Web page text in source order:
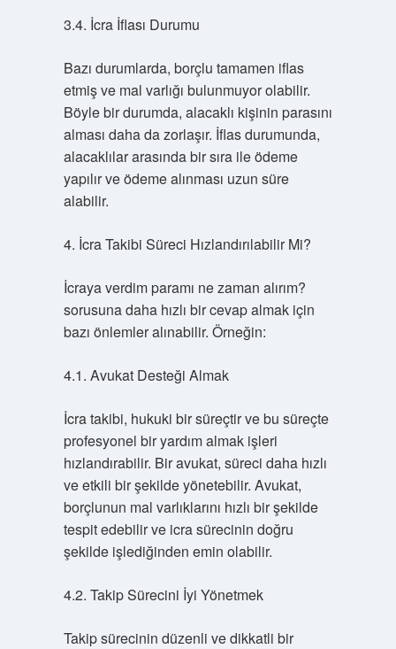
3.4. İcra İflası Durumu
Bazı durumlarda, borçlu tamamen iflas
etmiş ve mal varlığı bulunmuyor olabilir.
Böyle bir durumda, alacaklı kişinin parasını
alması daha da zorlaşır. İflas durumunda,
alacaklılar arasında bir sıra ile ödeme
yapılır ve ödeme alınması uzun süre
alabilir.
4. İcra Takibi Süreci Hızlandırılabilir Mi?
İcraya verdim paramı ne zaman alırım?
sorusuna daha hızlı bir cevap almak için
bazı önlemler alınabilir. Örneğin:
4.1. Avukat Desteği Almak
İcra takibi, hukuki bir süreçtir ve bu süreçte
profesyonel bir yardım almak işleri
hızlandırabilir. Bir avukat, süreci daha hızlı
ve etkili bir şekilde yönetebilir. Avukat,
borçlunun mal varlıklarını hızlı bir şekilde
tespit edebilir ve icra sürecinin doğru
şekilde işlediğinden emin olabilir.
4.2. Takip Sürecini İyi Yönetmek
Takip sürecinin düzenli ve dikkatli bir